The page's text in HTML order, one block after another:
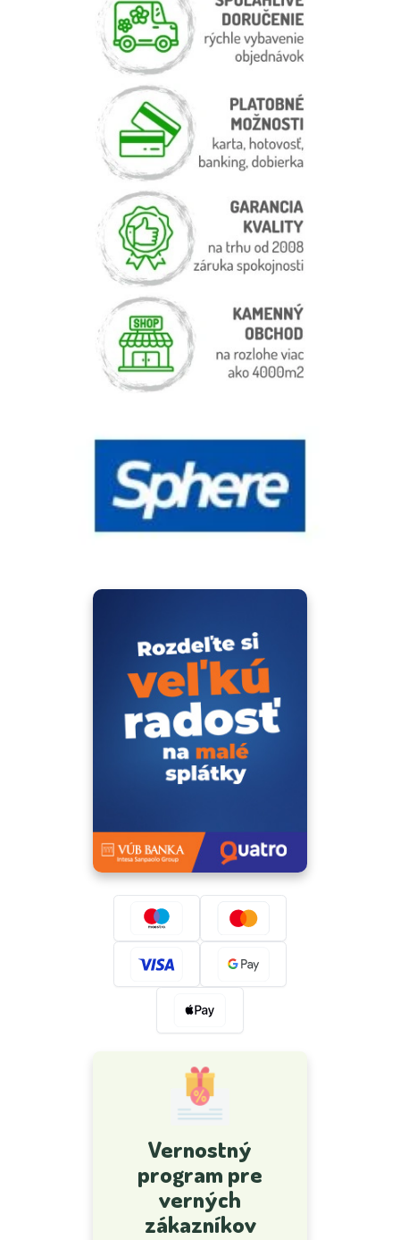
Vernostný
program pre
verných
zákazníkov